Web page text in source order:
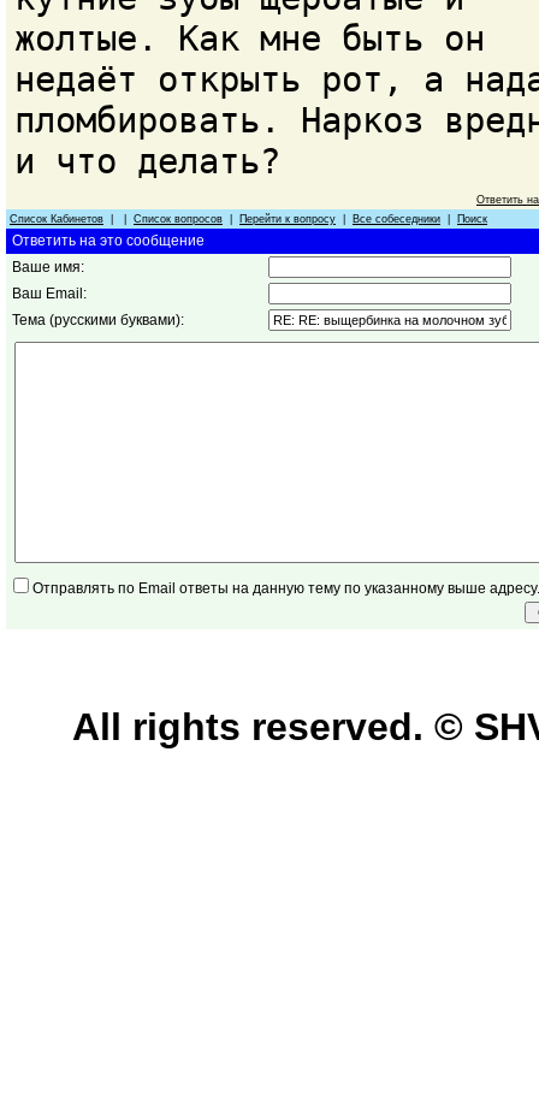
жолтые. Как мне быть он
недаёт открыть рот, а
пломбировать. Наркоз
и что делать?
Ответить
Список Кабинетов
Список вопросов Перейти к вопросу Все собеседники Поиск
Ответить на это сообщение
Ваше имя:
Ваш Email:
Тема (русскими буквами):
Отправлять по Email ответы на данную тему по указанному выше адресу.
All rights reserved. ©